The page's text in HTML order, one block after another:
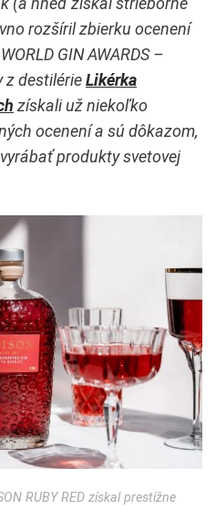
rozšíril zbierku ocenení
GIN AWARDS –
z destilérieLikérka
získali už niekoľko
ocenení a sú dôkazom,
produkty svetovej
RUBY RED získal prestížne